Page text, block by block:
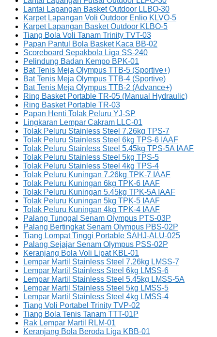
Lantai Lapangan Basket Outdoor LLBO-30
Karpet Lapangan Voli Outdoor Enlio KLVO-5
Karpet Lapangan Basket Outdoor KLBO-5
Tiang Bola Voli Tanam Trinity TVT-03
Papan Pantul Bola Basket Kaca BB-02
Scoreboard Sepakbola Liga SS-240
Pelindung Badan Kempo BPK-01
Bat Tenis Meja Olympus TTB-5 (Sportive+)
Bat Tenis Meja Olympus TTB-4 (Sportive)
Bat Tenis Meja Olympus TTB-2 (Advance+)
Ring Basket Portable TR-05 (Manual Hydraulic)
Ring Basket Portable TR-03
Papan Henti Tolak Peluru YJ-SP
Lingkaran Lempar Cakram LLC-01
Tolak Peluru Stainless Steel 7.26kg TPS-7
Tolak Peluru Stainless Steel 6kg TPS-6 IAAF
Tolak Peluru Stainless Steel 5.45kg TPS-5A IAAF
Tolak Peluru Stainless Steel 5kg TPS-5
Tolak Peluru Stainless Steel 4kg TPS-4
Tolak Peluru Kuningan 7.26kg TPK-7 IAAF
Tolak Peluru Kuningan 6kg TPK-6 IAAF
Tolak Peluru Kuningan 5.45kg TPK-5A IAAF
Tolak Peluru Kuningan 5kg TPK-5 IAAF
Tolak Peluru Kuningan 4kg TPK-4 IAAF
Palang Tunggal Senam Olympus PTS-03P
Palang Bertingkat Senam Olympus PBS-02P
Tiang Lompat Tinggi Portable SAHJ-ALU-025
Palang Sejajar Senam Olympus PSS-02P
Keranjang Bola Voli Lipat KBL-01
Lempar Martil Stainless Steel 7.26kg LMSS-7
Lempar Martil Stainless Steel 6kg LMSS-6
Lempar Martil Stainless Steel 5.45kg LMSS-5A
Lempar Martil Stainless Steel 5kg LMSS-5
Lempar Martil Stainless Steel 4kg LMSS-4
Tiang Voli Portabel Trinity TVP-02
Tiang Bola Tenis Tanam TTT-01P
Rak Lempar Martil RLM-01
Keranjang Bola Beroda Liga KBB-01